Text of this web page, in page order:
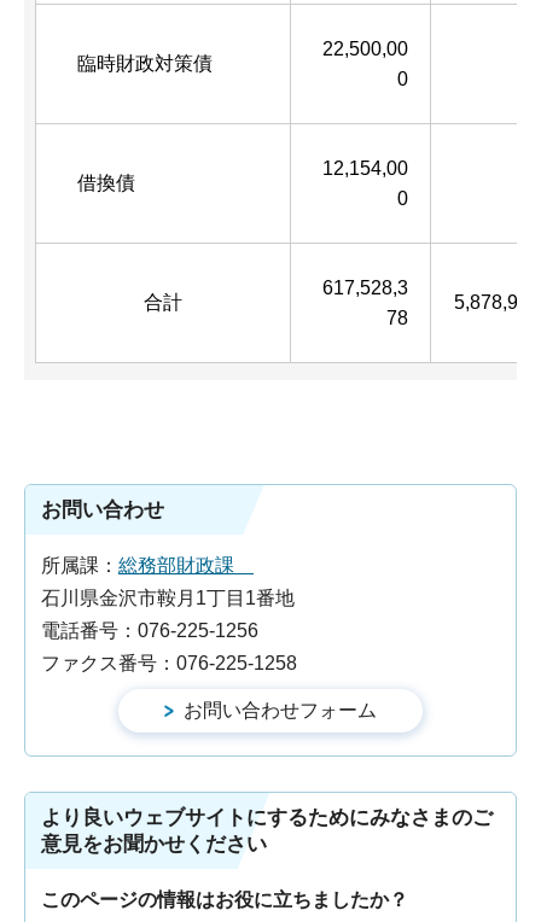
臨時財政対策債
22,500,00
0
借換債
12,154,00
0
合計
617,528,3
78
5,878,926
お問い合わせ
所属課： 総務部財政課
石川県金沢市鞍月1丁目1番地
電話番号：076-225-1256
ファクス番号：076-225-1258
より良いウェブサイトにするためにみなさまのご
意見をお聞かせください
このページの情報はお役に立ちましたか？